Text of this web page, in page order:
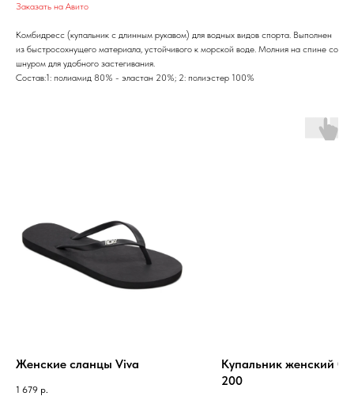
Заказать на Авито
Комбидресс (купальник с длинным рукавом) для водных видов спорта. Выполнен
из быстросохнущего материала, устойчивого к морской воде. Молния на спине со
шнуром для удобного застегивания.
Состав:1: полиамид 80% - эластан 20%; 2: полиэстер 100%
Женские cланцы Viva
1 679 р.
Купальник женский
200